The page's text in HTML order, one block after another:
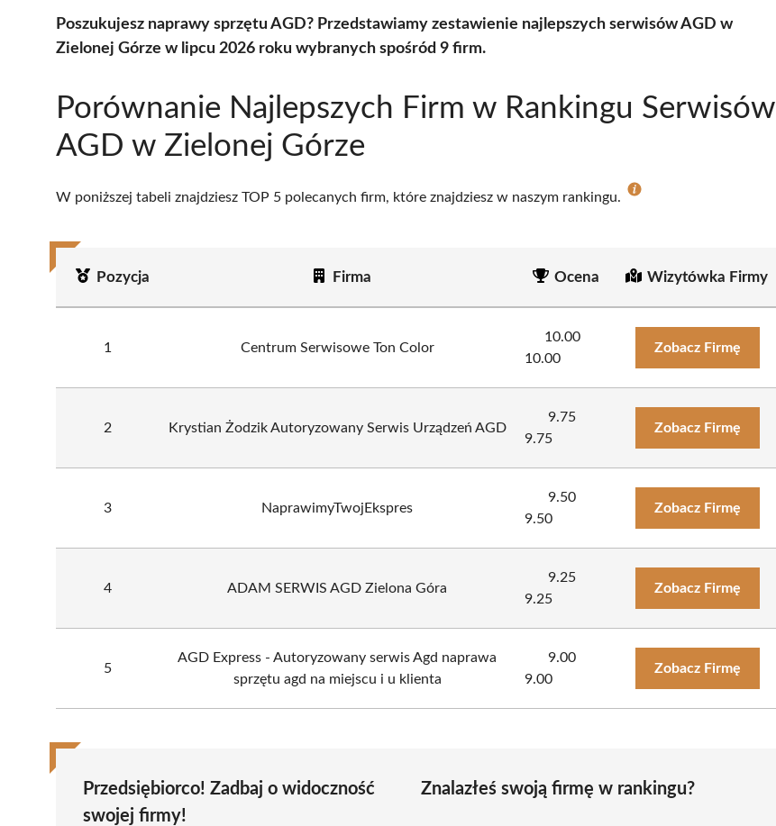
Poszukujesz naprawy sprzętu AGD? Przedstawiamy zestawienie najlepszych serwisów AGD w
Zielonej Górze w lipcu 2026 roku wybranych spośród 9 firm.
Porównanie Najlepszych Firm w Rankingu Serwisów
AGD w Zielonej Górze
W poniższej tabeli znajdziesz TOP 5 polecanych firm, które znajdziesz w naszym rankingu.
Pozycja Firma Ocena Wizytówka Firmy
1 Centrum Serwisowe Ton Color
10.00
10.00
Zobacz Firmę
2 Krystian Żodzik Autoryzowany Serwis Urządzeń AGD
9.75
9.75
Zobacz Firmę
3 NaprawimyTwojEkspres
9.50
9.50
Zobacz Firmę
4 ADAM SERWIS AGD Zielona Góra
9.25
9.25
Zobacz Firmę
5
AGD Express - Autoryzowany serwis Agd naprawa
sprzętu agd na miejscu i u klienta
9.00
9.00
Zobacz Firmę
Przedsiębiorco! Zadbaj o widoczność
swojej firmy!
Znalazłeś swoją firmę w rankingu?